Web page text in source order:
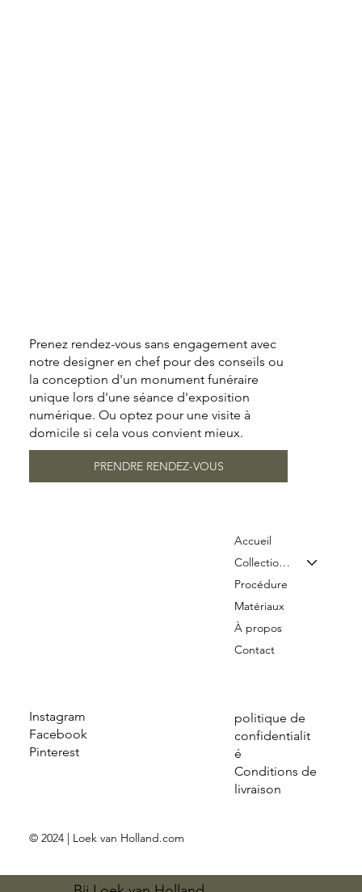
Instagram
Facebook
Pinterest
politique de
confidentialit
é
Conditions de
livraison
Accueil
Collection & Tarifs
Procédure
Matériaux
À propos
Contact
© 2024 | Loek van Holland.com
Prenez rendez-vous sans engagement avec
notre designer en chef pour des conseils ou
la conception d'un monument funéraire
unique lors d'une séance d'exposition
numérique. Ou optez pour une visite à
domicile si cela vous convient mieux.
PRENDRE RENDEZ-VOUS